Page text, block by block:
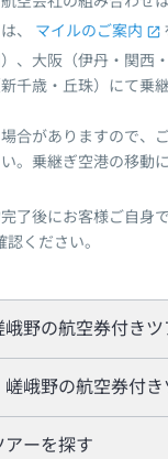
、
マイルのご案内
）、大阪（伊丹・関西
千歳・丘珠）にて乗
合がありますので、
。乗継ぎ空港の移動
了後にお客様ご自身
認ください。
野の航空券付き
峨野の航空券付
ーを探す